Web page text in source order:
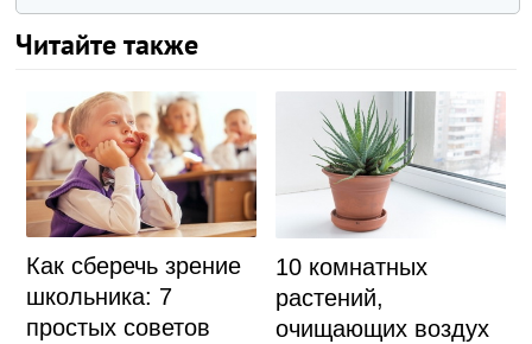
Читайте также
Как сберечь зрение
школьника: 7
простых советов
10 комнатных
растений,
очищающих воздух